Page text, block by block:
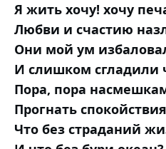
под вечер в
за шашками сижу я в
издали в кибитке
семья: старушка,
две
глухая
о боже мой,
Я жить хочу! хочу
Любви и счастию
Они мой ум
И слишком сгладили
Пора, пора
Прогнать
Что без страданий